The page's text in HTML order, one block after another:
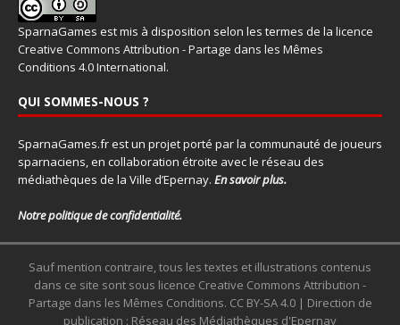
SparnaGames est mis à disposition selon les termes de la licence
Creative Commons Attribution - Partage dans les Mêmes
Conditions 4.0 International.
QUI SOMMES-NOUS ?
SparnaGames.fr est un projet porté par la communauté de joueurs
sparnaciens, en collaboration étroite avec le réseau des
médiathèques de la Ville d’Epernay. En savoir plus.
Notre politique de confidentialité.
Sauf mention contraire, tous les textes et illustrations contenus
dans ce site sont sous licence Creative Commons Attribution -
Partage dans les Mêmes Conditions. CC BY-SA 4.0 | Direction de
publication : Réseau des Médiathèques d'Epernay